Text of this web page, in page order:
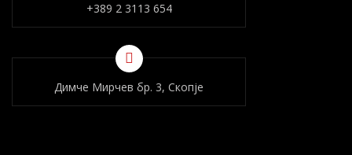
+389 2 3113 654
Димче Мирчев бр. 3, Скопје